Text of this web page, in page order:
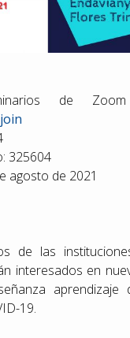
de
325604
agosto de 2021
de las
interesados en
aprendizaje
19.